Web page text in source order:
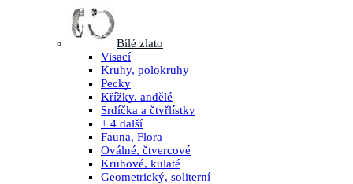
Bílé zlato
Visací
Kruhy, polokruhy
Pecky
Křížky, andělé
Srdíčka a čtyřlístky
+ 4 další
Fauna, Flora
Oválné, čtvercové
Kruhové, kulaté
Geometrický, soliterní